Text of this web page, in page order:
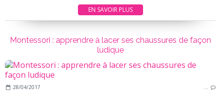
EN SAVOIR PLUS
Montessori : apprendre à lacer ses chaussures de façon
ludique
28/04/2017 …